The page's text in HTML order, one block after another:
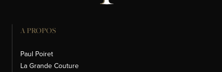
A PROPOS
Paul Poiret
La Grande Couture